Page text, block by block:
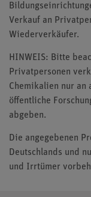
Verkauf an
Wiederverkäufer.
HINWEIS: Bitte
Privatpersonen
Chemikalien nur
öffentliche
abgeben.
Die angegebenen
Deutschlands und
und Irrtümer